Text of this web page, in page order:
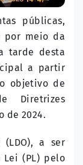
públicas,
por meio da
tarde desta
a partir
objetivo de
Diretrizes
de 2024.
a ser
(PL) pelo